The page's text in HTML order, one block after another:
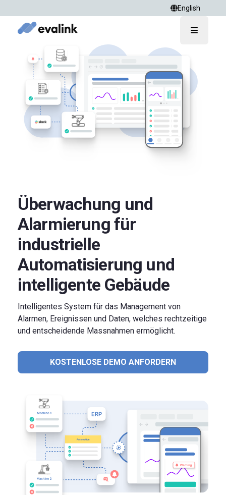
English
Open
Überwachung und
Alarmierung für
industrielle
Automatisierung und
intelligente Gebäude
Intelligentes System für das Management von
Alarmen, Ereignissen und Daten, welches rechtzeitige
und entscheidende Massnahmen ermöglicht.
KOSTENLOSE DEMO ANFORDERN